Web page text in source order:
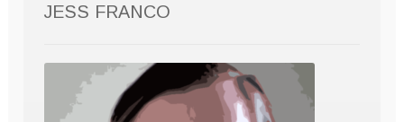
JESS FRANCO